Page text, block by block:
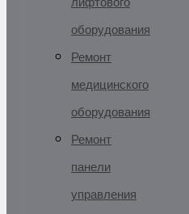
оборудования
Ремонт
медицинского
оборудования
Ремонт
панели
управления